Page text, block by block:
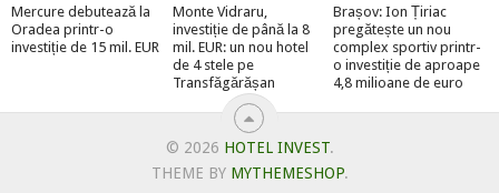
Mercure debutează la
Oradea printr-o
investiție de 15 mil. EUR
Monte Vidraru,
investiție de până la 8
mil. EUR: un nou hotel
de 4 stele pe
Transfăgărășan
Brașov: Ion Țiriac
pregătește un nou
complex sportiv printr-
o investiție de aproape
4,8 milioane de euro
© 2026 HOTEL INVEST.
THEME BY MYTHEMESHOP.